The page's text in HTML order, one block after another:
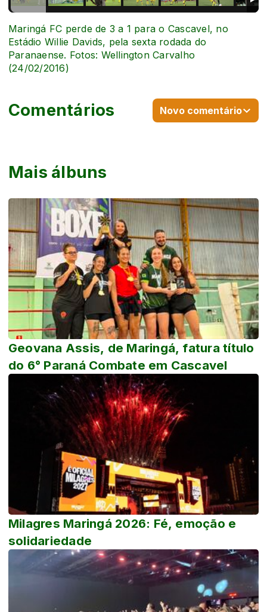
Mais álbuns
Geovana Assis, de Maringá, fatura título
do 6° Paraná Combate em Cascavel
Milagres Maringá 2026: Fé, emoção e
solidariedade
Maringá FC perde de 3 a 1 para o Cascavel, no
Estádio Willie Davids, pela sexta rodada do
Paranaense. Fotos: Wellington Carvalho
(24/02/2016)
Comentários Novo comentário